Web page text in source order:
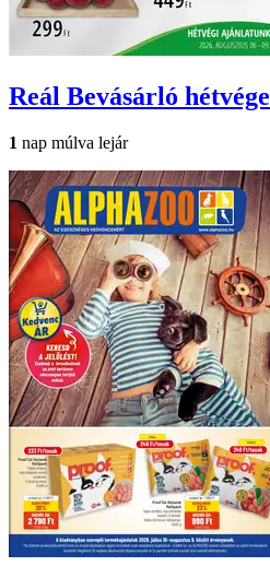
Reál Bevásárló hétvége
1 nap múlva lejár